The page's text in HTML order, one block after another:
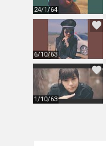
24/1/64
6/10/63
1/10/63